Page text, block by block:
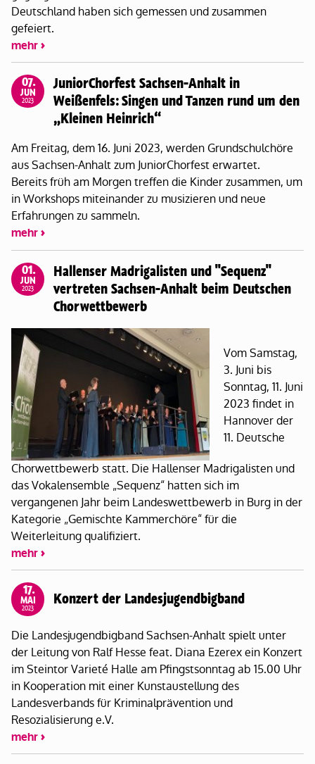
Deutschland haben sich gemessen und zusammen
gefeiert.
mehr
07.
JUN
2023
JuniorChorfest Sachsen-Anhalt in
Weißenfels: Singen und Tanzen rund um den
„Kleinen Heinrich“
Am Freitag, dem 16. Juni 2023, werden Grundschulchöre
aus Sachsen-Anhalt zum JuniorChorfest erwartet.
Bereits früh am Morgen treffen die Kinder zusammen, um
in Workshops miteinander zu musizieren und neue
Erfahrungen zu sammeln.
mehr
01.
JUN
2023
Hallenser Madrigalisten und "Sequenz"
vertreten Sachsen-Anhalt beim Deutschen
Chorwettbewerb
Vom Samstag,
3. Juni bis
Sonntag, 11. Juni
2023 findet in
Hannover der
11. Deutsche
Chorwettbewerb statt. Die Hallenser Madrigalisten und
das Vokalensemble „Sequenz“ hatten sich im
vergangenen Jahr beim Landeswettbewerb in Burg in der
Kategorie „Gemischte Kammerchöre“ für die
Weiterleitung qualifiziert.
mehr
17.
MAI
2023 Konzert der Landesjugendbigband
Die Landesjugendbigband Sachsen-Anhalt spielt unter
der Leitung von Ralf Hesse feat. Diana Ezerex ein Konzert
im Steintor Varieté Halle am Pfingstsonntag ab 15.00 Uhr
in Kooperation mit einer Kunstaustellung des
Landesverbands für Kriminalprävention und
Resozialisierung e.V.
mehr